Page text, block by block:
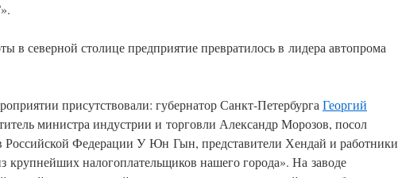
в северной столице предприятие превратилось в лидера автопрома
присутствовали: губернатор Санкт-Петербурга Георгий
министра индустрии и торговли Александр Морозов, посол
Российской Федерации У Юн Гын, представители Хендай и работники
крупнейших налогоплательщиков нашего города». На заводе